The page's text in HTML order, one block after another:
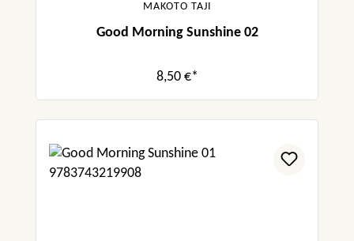
MAKOTO TAJI
Good Morning Sunshine 02
8,50 €*